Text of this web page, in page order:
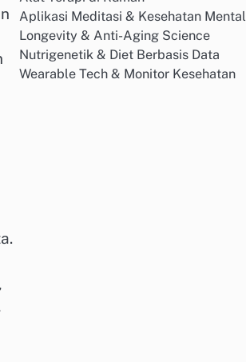
Aplikasi Meditasi & Kesehatan Mental
Longevity & Anti-Aging Science
Nutrigenetik & Diet Berbasis Data
Wearable Tech & Monitor Kesehatan